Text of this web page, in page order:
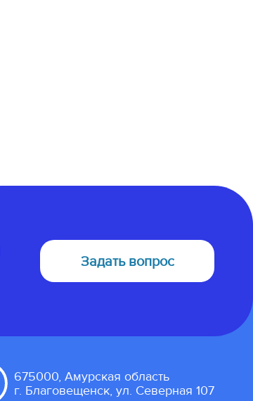
Задать вопрос
675000, Амурская область
г. Благовещенск, ул. Северная 107